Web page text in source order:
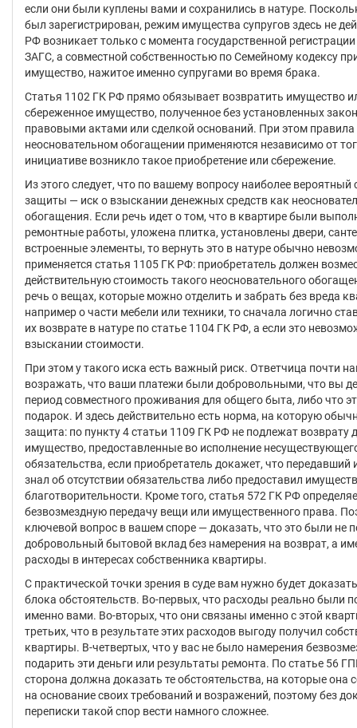
если они были куплены вами и сохранились в натуре.
был зарегистрирован, режим имущества супругов здесь не
РФ возникает только с момента государственной
ЗАГС, а совместной собственностью по Семейному кодексу
имущество, нажитое именно супругами во время брака.
Статья 1102 ГК РФ прямо обязывает возвратить имущество
сбереженное имущество, полученное без установленных
правовыми актами или сделкой оснований. При этом правила
неосновательном обогащении применяются независимо от
инициативе возникло такое приобретение или сбережение.
Из этого следует, что по вашему вопросу наиболее вероятный
защиты — иск о взыскании денежных средств как
обогащения. Если речь идет о том, что в квартире были
ремонтные работы, уложена плитка, установлены двери,
встроенные элементы, то вернуть это в натуре обычно
применяется статья 1105 ГК РФ: приобретатель должен
действительную стоимость такого неосновательного
речь о вещах, которые можно отделить и забрать без вреда
например о части мебели или техники, то сначала логично
их возврате в натуре по статье 1104 ГК РФ, а если это
взыскании стоимости.
При этом у такого иска есть важный риск. Ответчица почти
возражать, что ваши платежи были добровольными, что вы
период совместного проживания для общего быта, либо что
подарок. И здесь действительно есть норма, на которую
защита: по пункту 4 статьи 1109 ГК РФ не подлежат возврату
имущество, предоставленные во исполнение
обязательства, если приобретатель докажет, что передавший
знал об отсутствии обязательства либо предоставил
благотворительности. Кроме того, статья 572 ГК РФ
безвозмездную передачу вещи или имущественного права.
ключевой вопрос в вашем споре — доказать, что это были не
добровольный бытовой вклад без намерения на возврат, а
расходы в интересах собственника квартиры.
С практической точки зрения в суде вам нужно будет
блока обстоятельств. Во-первых, что расходы реально были
именно вами. Во-вторых, что они связаны именно с этой
третьих, что в результате этих расходов выгоду получил
квартиры. В-четвертых, что у вас не было намерения
подарить эти деньги или результаты ремонта. По статье 56
сторона должна доказать те обстоятельства, на которые она
на основание своих требований и возражений, поэтому без
переписки такой спор вести намного сложнее.